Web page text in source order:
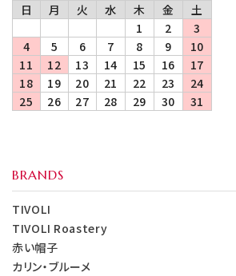
日
月 火 水 木 金
土
1
2
3
4
5 6 7 8 9
10
11
12 13 14 15 16
17
18
19 20 21 22 23
24
25
26 27 28 29 30 31
BRANDS
TIVOLI
TIVOLI Roastery
赤い帽子
カリン・ブルーメ